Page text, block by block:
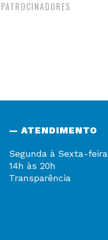
— ATENDIMENTO
Segunda à Sexta-feira
14h às 20h
Transparência